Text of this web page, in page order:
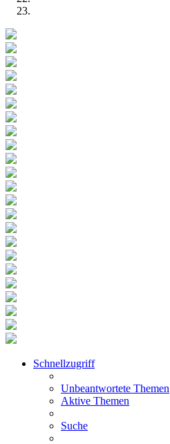
Schnellzugriff
Unbeantwortete Themen
Aktive Themen
Suche